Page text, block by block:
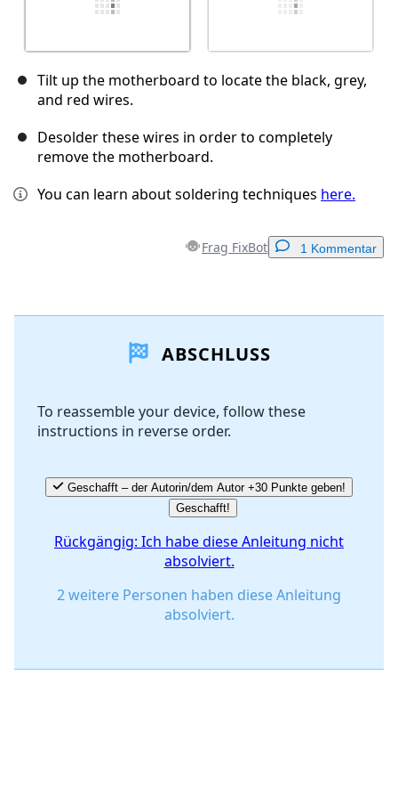
Tilt up the motherboard to locate the black, grey,
and red wires.
Desolder these wires in order to completely
remove the motherboard.
You can learn about soldering techniques here.
Frag FixBot 1 Kommentar
Kommentar hinzufügen
Abbrechen
ABSCHLUSS
To reassemble your device, follow these
instructions in reverse order.
Geschafft – der Autorin/dem Autor +30 Punkte geben!
Geschafft!
Rückgängig: Ich habe diese Anleitung nicht
absolviert.
2 weitere Personen haben diese Anleitung
absolviert.